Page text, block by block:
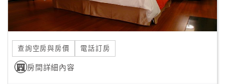
查詢空房與房價 電話訂房
房間詳細內容